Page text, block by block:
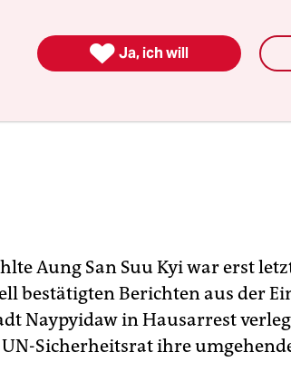
Aung San Suu Kyi war erst
bestätigten Berichten aus der
Nay­pyi­daw in Hausarrest
Sicherheitsrat ihre
 Ja, ich will